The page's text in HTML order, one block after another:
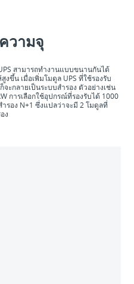
วามจุ
สามารถทำงานแบบขนานกันได้
งขึ้น เมื่อเพิ่มโมดูล UPS ที่ใช้รองรับ
ะกลายเป็นระบบสำรอง ตัวอย่างเช่น
การเลือกใช้อุปกรณ์ที่รองรับได้ 1000
รอง N+1 ซึ่งแปลว่าจะมี 2 โมดูลที่
ง